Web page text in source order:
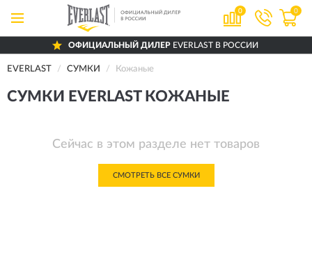
0 0
ОФИЦИАЛЬНЫЙ ДИЛЕР EVERLAST В РОССИИ
EVERLAST СУМКИ Кожаные
СУМКИ EVERLAST КОЖАНЫЕ
Сейчас в этом разделе нет товаров
СМОТРЕТЬ ВСЕ СУМКИ